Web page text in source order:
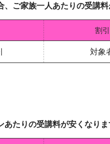
ご家族一人あたりの受講料
割
対象
たりの受講料が安くなりま